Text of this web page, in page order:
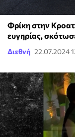
Φρίκη στην
ευγηρίας,
Διεθνή 22.07.2024